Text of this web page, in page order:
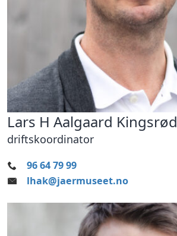
Lars H Aalgaard Kingsrød
driftskoordinator
96 64 79 99
lhak@jaermuseet.no